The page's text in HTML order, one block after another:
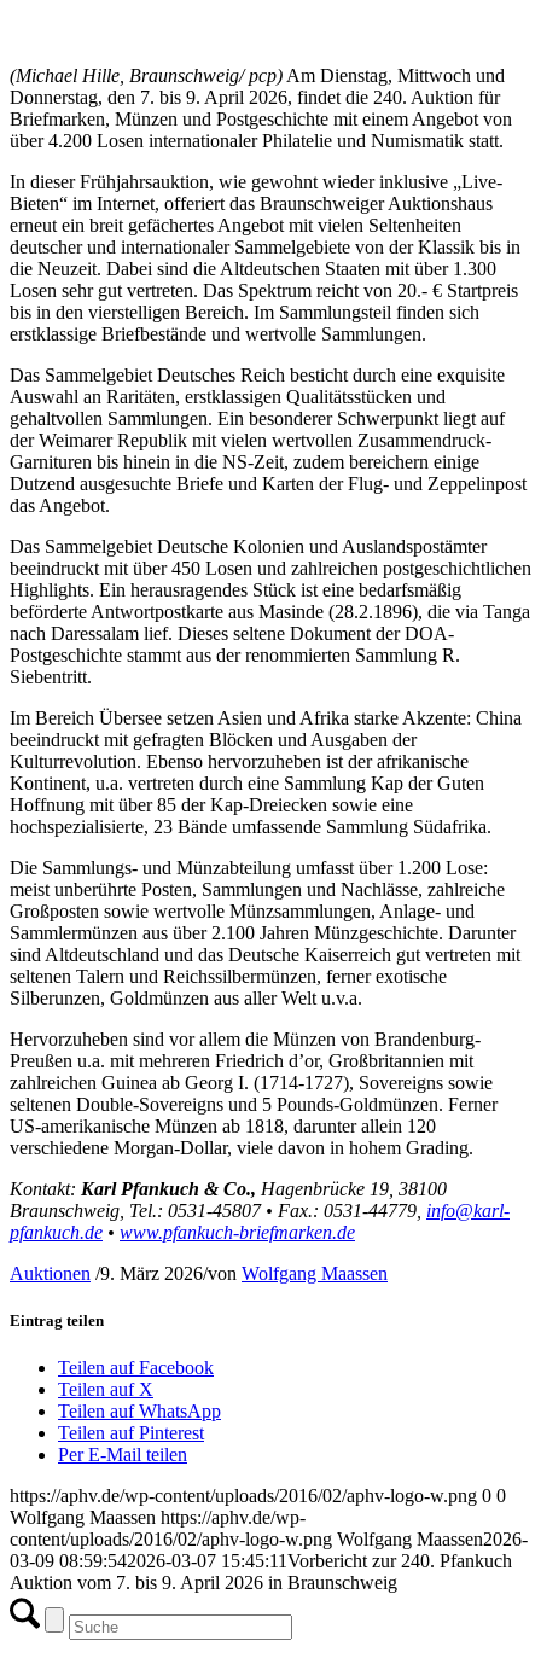
(Michael Hille, Braunschweig/ pcp) Am Dienstag, Mittwoch und
Donnerstag, den 7. bis 9. April 2026, findet die 240. Auktion für
Briefmarken, Münzen und Postgeschichte mit einem Angebot von
über 4.200 Losen internationaler Philatelie und Numismatik statt.
In dieser Frühjahrsauktion, wie gewohnt wieder inklusive „Live-
Bieten“ im Internet, offeriert das Braunschweiger Auktionshaus
erneut ein breit gefächertes Angebot mit vielen Seltenheiten
deutscher und internationaler Sammelgebiete von der Klassik bis in
die Neuzeit. Dabei sind die Altdeutschen Staaten mit über 1.300
Losen sehr gut vertreten. Das Spektrum reicht von 20.- € Startpreis
bis in den vierstelligen Bereich. Im Sammlungsteil finden sich
erstklassige Briefbestände und wertvolle Sammlungen.
Das Sammelgebiet Deutsches Reich besticht durch eine exquisite
Auswahl an Raritäten, erstklassigen Qualitätsstücken und
gehaltvollen Sammlungen. Ein besonderer Schwerpunkt liegt auf
der Weimarer Republik mit vielen wertvollen Zusammendruck-
Garnituren bis hinein in die NS-Zeit, zudem bereichern einige
Dutzend ausgesuchte Briefe und Karten der Flug- und Zeppelinpost
das Angebot.
Das Sammelgebiet Deutsche Kolonien und Auslandspostämter
beeindruckt mit über 450 Losen und zahlreichen postgeschichtlichen
Highlights. Ein herausragendes Stück ist eine bedarfsmäßig
beförderte Antwortpostkarte aus Masinde (28.2.1896), die via Tanga
nach Daressalam lief. Dieses seltene Dokument der DOA-
Postgeschichte stammt aus der renommierten Sammlung R.
Siebentritt.
Im Bereich Übersee setzen Asien und Afrika starke Akzente: China
beeindruckt mit gefragten Blöcken und Ausgaben der
Kulturrevolution. Ebenso hervorzuheben ist der afrikanische
Kontinent, u.a. vertreten durch eine Sammlung Kap der Guten
Hoffnung mit über 85 der Kap-Dreiecken sowie eine
hochspezialisierte, 23 Bände umfassende Sammlung Südafrika.
Die Sammlungs- und Münzabteilung umfasst über 1.200 Lose:
meist unberührte Posten, Sammlungen und Nachlässe, zahlreiche
Großposten sowie wertvolle Münzsammlungen, Anlage- und
Sammlermünzen aus über 2.100 Jahren Münzgeschichte. Darunter
sind Altdeutschland und das Deutsche Kaiserreich gut vertreten mit
seltenen Talern und Reichssilbermünzen, ferner exotische
Silberunzen, Goldmünzen aus aller Welt u.v.a.
Hervorzuheben sind vor allem die Münzen von Brandenburg-
Preußen u.a. mit mehreren Friedrich d’or, Großbritannien mit
zahlreichen Guinea ab Georg I. (1714-1727), Sovereigns sowie
seltenen Double-Sovereigns und 5 Pounds-Goldmünzen. Ferner
US-amerikanische Münzen ab 1818, darunter allein 120
verschiedene Morgan-Dollar, viele davon in hohem Grading.
Kontakt: Karl Pfankuch & Co., Hagenbrücke 19, 38100
Braunschweig, Tel.: 0531-45807 • Fax.: 0531-44779, info@karl-
pfankuch.de • www.pfankuch-briefmarken.de
Auktionen /9. März 2026/von Wolfgang Maassen
Eintrag teilen
Teilen auf Facebook
Teilen auf X
Teilen auf WhatsApp
Teilen auf Pinterest
Per E-Mail teilen
https://aphv.de/wp-content/uploads/2016/02/aphv-logo-w.png 0 0
Wolfgang Maassen https://aphv.de/wp-
content/uploads/2016/02/aphv-logo-w.png Wolfgang Maassen2026-
03-09 08:59:542026-03-07 15:45:11Vorbericht zur 240. Pfankuch
Auktion vom 7. bis 9. April 2026 in Braunschweig